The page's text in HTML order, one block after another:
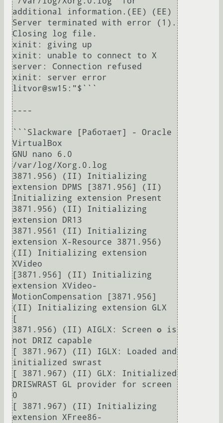
additional information.(EE) (EE)
Server terminated with error (1).
Closing log file.
xinit: giving up
xinit: unable to connect to X
server: Connection refused
xinit: server error
litvor@sw15:"$```
----
```Slackware [Paботаeт] - Oracle
VirtualBox
GNU nano 6.0
/var/log/Xorg.0.log
3871.956) (II) Initializing
extension DPMS [3871.956] (II)
Initializing extension Present
3871.956) (II) Initializing
extension DR13
3871.9561 (II) Initializing
extension X-Resource 3871.956)
(II) Initializing extension
XVideo
[3871.956] (II) Initializing
extension XVideo-
MotionCompensation [3871.956]
(II) Initializing extension GLX
[
3871.956) (II) AIGLX: Screen ✪ is
not DRIZ capable
[ 3871.967) (II) IGLX: Loaded and
initialized swrast
[ 3871.967) (II) GLX: Initialized
DRISWRAST GL provider for screen
0
[ 3871.967) (II) Initializing
extension XFree86-